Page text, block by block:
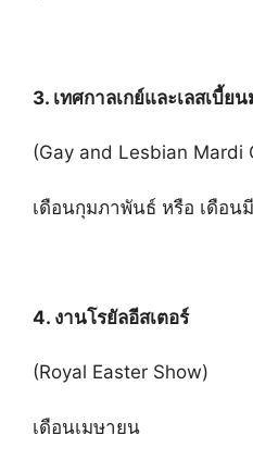
3. เทศกาลเกย์และเลสเบี้ย
(Gay and Lesbian Mardi
เดือนกุมภาพันธ์ หรือ เดือน
4. งานโรยัลอีสเตอร์
(Royal Easter Show)
เดือนเมษายน